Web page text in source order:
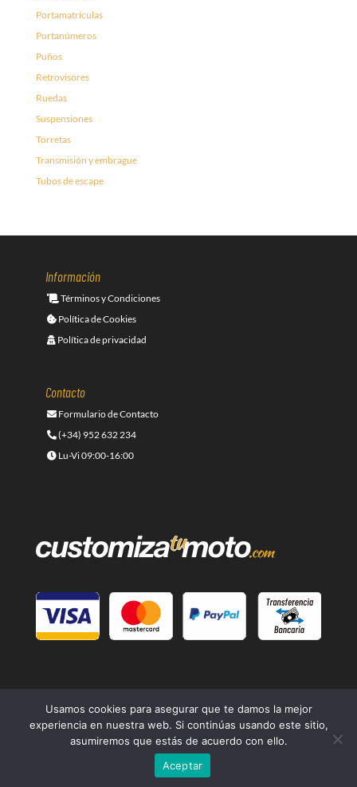
Portamatrículas
Portanúmeros
Puños
Retrovisores
Ruedas
Suspensiones
Torretas
Transmisión y embrague
Tubos de escape
Información
Términos y Condiciones
Política de Cookies
Política de privacidad
Contacto
Formulario de Contacto
(+34) 952 632 234
Lu-Vi 09:00-16:00
Cafe Racer Moto- Una página web del grupo
| DiseñoBranding Builders
Usamos cookies para asegurar que te damos la mejor
experiencia en nuestra web. Si continúas usando este sitio,
asumiremos que estás de acuerdo con ello.
Aceptar